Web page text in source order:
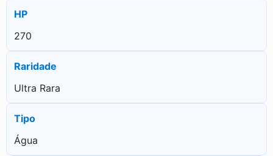
HP
270
Raridade
Ultra Rara
Tipo
Água